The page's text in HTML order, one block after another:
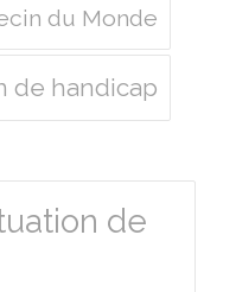
du Monde
de handicap
de